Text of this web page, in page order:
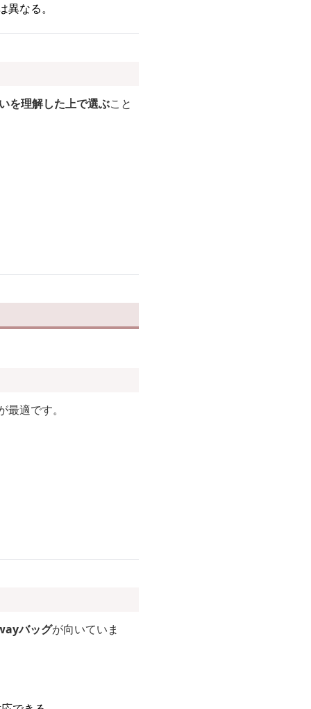
なる。
を理解した上で選ぶこと
適です。
バッグが向いていま